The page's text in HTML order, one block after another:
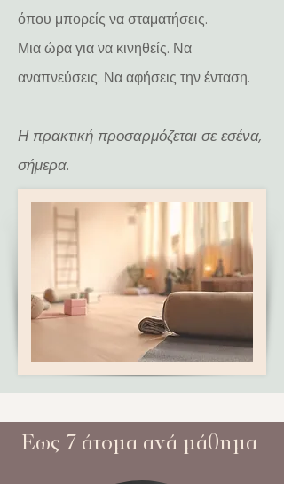
όπου μπορείς να σταματήσεις.
Μια ώρα για να κινηθείς. Να
αναπνεύσεις. Να αφήσεις την ένταση.
Η πρακτική προσαρμόζεται σε εσένα,
σήμερα.
Εως 7 άτομα ανά μάθημα